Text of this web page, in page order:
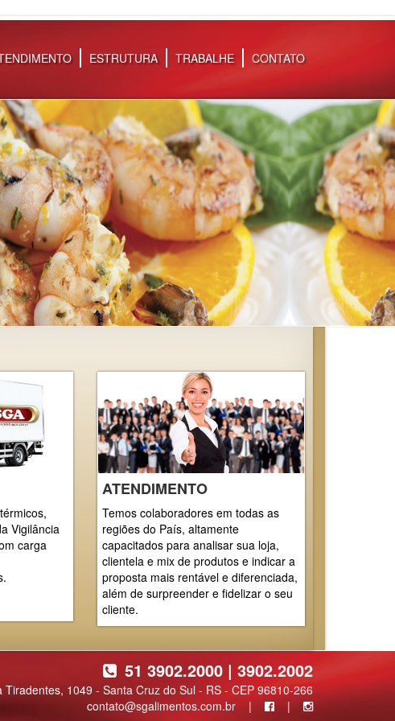
ESTRUTURA TRABALHE CONTATO
Vigilância
carga
ATENDIMENTO
Temos colaboradores em todas as
regiões do País, altamente
capacitados para analisar sua loja,
clientela e mix de produtos e indicar a
proposta mais rentável e diferenciada,
além de surpreender e fidelizar o seu
cliente.
51 3902.2000 | 3902.2002
Tiradentes, 1049 - Santa Cruz do Sul - RS - CEP 96810-266
contato@sgalimentos.com.br | |